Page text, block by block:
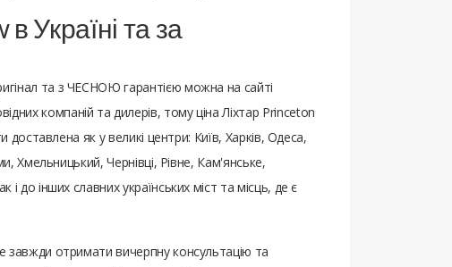
Україні та за
та з ЧЕСНОЮ гарантією можна на сайті
компаній та дилерів, тому ціна Ліхтар Princeton
​​як у великі центри: Київ, Харків, Одеса,
Хмельницький, Чернівці, Рівне, Кам'янське,
до інших славних українських міст та місць, де є
завжди отримати вичерпну консультацію та